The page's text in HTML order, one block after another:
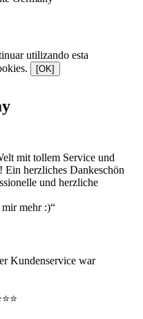
utilizando esta
[OK]
mit tollem Service und
herzliches Dankeschön
und herzliche
mehr :)“
Kundenservice war